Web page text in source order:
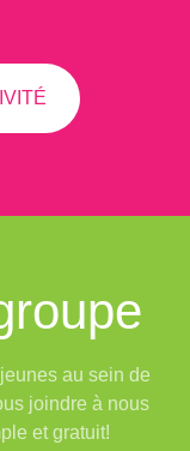
au sein de
joindre à nous
et gratuit!